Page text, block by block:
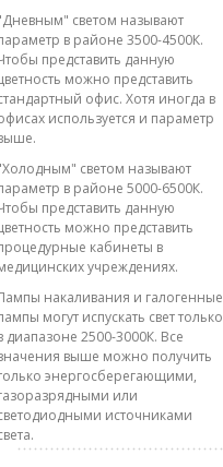
светом называют
в районе 3500-4500К.
представить данную
можно представить
офис. Хотя иногда в
используется и параметр
светом называют
в районе 5000-6500К.
представить данную
можно представить
кабинеты в
учреждениях.
накаливания и галогенные
могут испускать свет только
диапазоне 2500-3000К. Все
выше можно получить
энергосберегающими,
или
источниками